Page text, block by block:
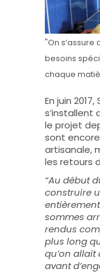
"On
besoins
chaque
En juin
s’installent
le projet
sont
artisanale,
les retours
“Au début
construire
sommes
rendus
plus long
qu’on allait
avant